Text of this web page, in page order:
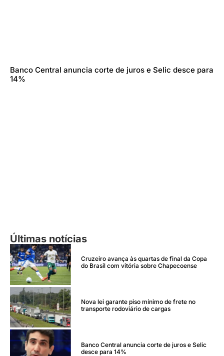
Banco Central anuncia corte de juros e Selic desce para
14%
Últimas notícias
Cruzeiro avança às quartas de final da Copa
do Brasil com vitória sobre Chapecoense
Nova lei garante piso mínimo de frete no
transporte rodoviário de cargas
Banco Central anuncia corte de juros e Selic
desce para 14%